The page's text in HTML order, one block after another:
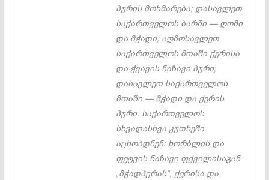
პურის მოხმარება; დასავლეთ
საქართველოს ბარში — ღომი
და მჭადი; აღმოსავლეთ
საქართველოს მთაში ქერისა
და ჭვავის ნაზავი პური;
დასავლეთ საქართველოს
მთაში — მჭადი და ქერის
პური. საქართველოს
სხვადასხვა კუთხეში
აცხობდნენ: ხორბლის და
ფეტვის ნაზავი ფქვილისაგან
„მჭადპურას“, ქერისა და